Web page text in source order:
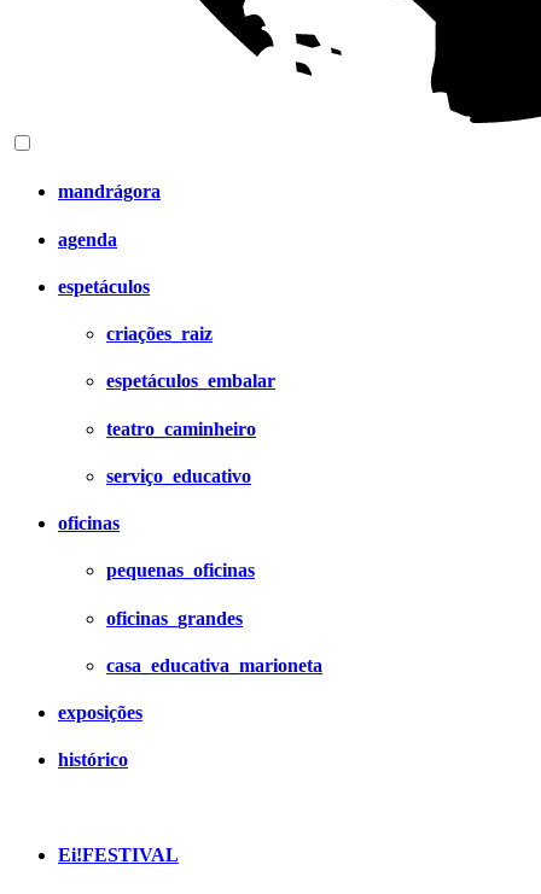
mandrágora
agenda
espetáculos
criações_raiz
espetáculos_embalar
teatro_caminheiro
serviço_educativo
oficinas
pequenas_oficinas
oficinas_grandes
casa_educativa_marioneta
exposições
histórico
Ei!FESTIVAL